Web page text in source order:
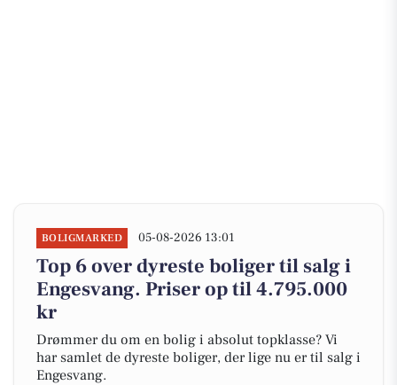
BOLIGMARKED 05-08-2026 13:01
Top 6 over dyreste boliger til salg i
Engesvang. Priser op til 4.795.000
kr
Drømmer du om en bolig i absolut topklasse? Vi
har samlet de dyreste boliger, der lige nu er til salg i
Engesvang.